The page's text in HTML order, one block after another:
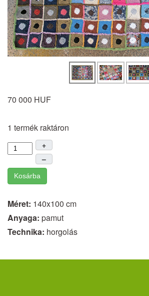
70 000 HUF
1 termék raktáron
+
–
Kosárba
Méret: 140x100 cm
Anyaga: pamut
Technika: horgolás